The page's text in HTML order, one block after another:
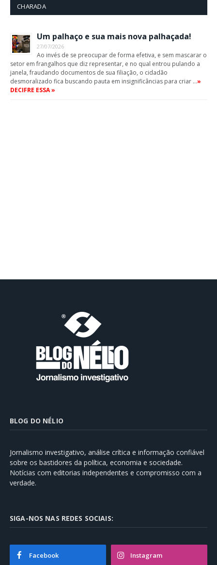
CHARADA
Um palhaço e sua mais nova palhaçada!
27/07/2026
Ao invés de se preocupar de forma efetiva, e sem mascarar o
setor em frangalhos que diz representar, e no qual entrou pulando a
janela, fraudando documentos de sua filiação, o cidadão
desmoralizado fica buscando pauta em insignificâncias para criar …»
DECIFRE ESSA »
BLOG DO NÉLIO
Jornalismo investigativo, análise crítica e informação confiável
sobre os bastidores da política, economia e sociedade.
Notícias com editorias independentes e compromisso com a
verdade.
SIGA-NOS NAS REDES SOCIAIS:
Facebook Instagram